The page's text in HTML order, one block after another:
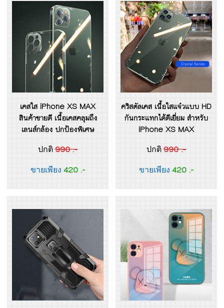
เคสใส iPhone XS MAX
สินค้าขายดี เนื้อเคสคลุมถึง
เลนส์กล้อง ปกป้องพิเศษ
ปกติ 990 .-
ขายเพียง 420 .-
คริสตัลเคส เนื้อใสแจ๋วแบบ HD
กันกระแทกได้ดีเยี่ยม สำหรับ
iPhone XS MAX
ปกติ 990 .-
ขายเพียง 420 .-